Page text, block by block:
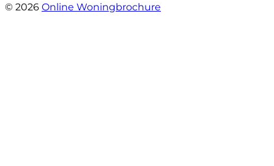
© 2026 Online Woningbrochure